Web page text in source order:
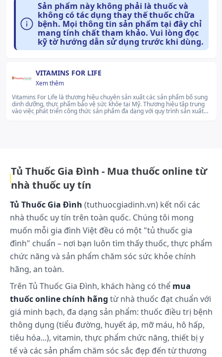
cao huyết áp,nguy cơ đái tháo đường.
Cách dùng và liều dùng:
Uống lúc đói Đối với bệnh nhân - Uống phòng
ngừa: Uống 2 viên/lần, ngày 2 lần - Uống hỗ trợ
sử dụng kéo dài từ 1 đến 3 tháng. Không dùng cho
Phụ nữ có thai và cho con bú
Tác dụng phụ có thể gặp:
Cách bảo quản:
Sản phẩm này không phải là thuốc và
không có tác dụng thay thế thuốc chữa
bệnh. Mọi thông tin sản phẩm tại đây chỉ
mang tính chất tham khảo. Vui lòng đọc
kỹ tờ hướng dẫn sử dụng trước khi dùng.
VITAMINS FOR LIFE
Xem thêm
Vitamins For Life là thương hiệu chuyên sản xuất các sản phẩm bổ sung
dinh dưỡng, thực phẩm bảo vệ sức khỏe tại Mỹ. Thương hiệu tập trung
vào việc phát triển công thức sản phẩm đa dạng với quy trình sản xuất
Tủ Thuốc Gia Đình - Mua thuốc online từ
nhà thuốc uy tín
Tủ Thuốc Gia Đình (tuthuocgiadinh.vn) kết nối các
nhà thuốc uy tín trên toàn quốc. Chúng tôi mong
muốn mỗi gia đình Việt đều có một "tủ thuốc gia
đình" chuẩn – nơi bạn luôn tìm thấy thuốc, thực phẩm
chức năng và sản phẩm chăm sóc sức khỏe chính
hãng, an toàn.
Trên Tủ Thuốc Gia Đình, khách hàng có thể mua
thuốc online chính hãng từ nhà thuốc đạt chuẩn với
giá minh bạch, đa dạng sản phẩm: thuốc điều trị bệnh
thông dụng (tiểu đường, huyết áp, mỡ máu, hô hấp,
tiêu hóa...), vitamin, thực phẩm chức năng, thiết bị y
tế và các sản phẩm chăm sóc sắc đẹp đến từ thương